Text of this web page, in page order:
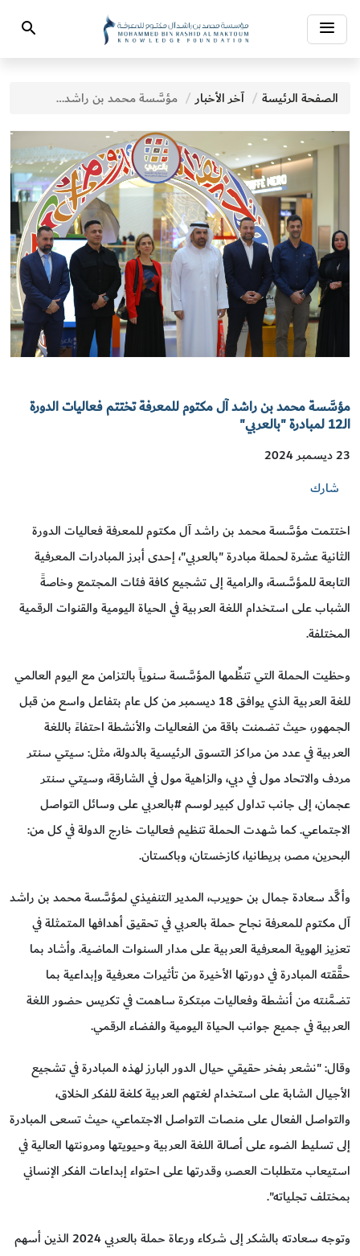
Toggle
navigation
Search
الصفحة الرئيسة آخر الأخبار مؤسَّسة محمد بن راشد آل مكتوم للمعرفة تختتم فعاليات الدورة الـ12 لمبادرة "بالعربي"
مؤسَّسة محمد بن راشد آل مكتوم للمعرفة تختتم فعاليات الدورة
الـ12 لمبادرة "بالعربي"
23 ديسمبر 2024
شارك
اختتمت مؤسَّسة محمد بن راشد آل مكتوم للمعرفة فعاليات الدورة
الثانية عشرة لحملة مبادرة "بالعربي"، إحدى أبرز المبادرات المعرفية
التابعة للمؤسَّسة، والرامية إلى تشجيع كافة فئات المجتمع وخاصةً
الشباب على استخدام اللغة العربية في الحياة اليومية والقنوات الرقمية
المختلفة.
وحظيت الحملة التي تنظِّمها المؤسَّسة سنوياً بالتزامن مع اليوم العالمي
للغة العربية الذي يوافق 18 ديسمبر من كل عام بتفاعل واسع من قبل
الجمهور، حيث تضمنت باقة من الفعاليات والأنشطة احتفاءً باللغة
العربية في عدد من مراكز التسوق الرئيسية بالدولة، مثل: سيتي سنتر
مردف والاتحاد مول في دبي، والزاهية مول في الشارقة، وسيتي سنتر
عجمان، إلى جانب تداول كبير لوسم #بالعربي على وسائل التواصل
الاجتماعي. كما شهدت الحملة تنظيم فعاليات خارج الدولة في كل من:
البحرين، مصر، بريطانيا، كازخستان، وباكستان.
وأكَّد سعادة جمال بن حويرب، المدير التنفيذي لمؤسَّسة محمد بن راشد
آل مكتوم للمعرفة نجاح حملة بالعربي في تحقيق أهدافها المتمثلة في
تعزيز الهوية المعرفية العربية على مدار السنوات الماضية. وأشاد بما
حقَّقته المبادرة في دورتها الأخيرة من تأثيرات معرفية وإبداعية بما
تضمَّنته من أنشطة وفعاليات مبتكرة ساهمت في تكريس حضور اللغة
العربية في جميع جوانب الحياة اليومية والفضاء الرقمي.
وقال: "نشعر بفخر حقيقي حيال الدور البارز لهذه المبادرة في تشجيع
الأجيال الشابة على استخدام لغتهم العربية كلغة للفكر الخلاق،
والتواصل الفعال على منصات التواصل الاجتماعي، حيث تسعى المبادرة
إلى تسليط الضوء على أصالة اللغة العربية وحيويتها ومرونتها العالية في
استيعاب متطلبات العصر، وقدرتها على احتواء إبداعات الفكر الإنساني
بمختلف تجلياته".
وتوجه سعادته بالشكر إلى شركاء ورعاة حملة بالعربي 2024 الذين أسهم